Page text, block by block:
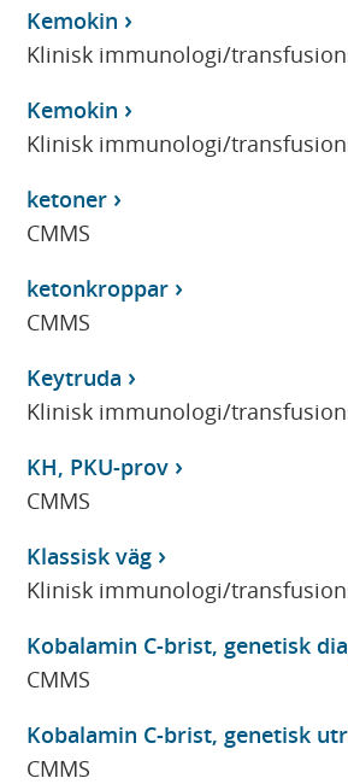
Kemokin
Klinisk immunologi/
Kemokin
Klinisk immunologi/
ketoner
CMMS
ketonkroppar
CMMS
Keytruda
Klinisk immunologi/
KH, PKU-prov
CMMS
Klassisk väg
Klinisk immunologi/
Kobalamin C-brist, genetisk
CMMS
Kobalamin C-brist, genetisk
CMMS